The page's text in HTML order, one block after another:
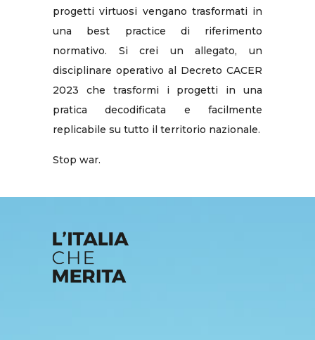
progetti virtuosi vengano trasformati in
una best practice di riferimento
normativo. Si crei un allegato, un
disciplinare operativo al Decreto CACER
2023 che trasformi i progetti in una
pratica decodificata e facilmente
replicabile su tutto il territorio nazionale.
Stop war.